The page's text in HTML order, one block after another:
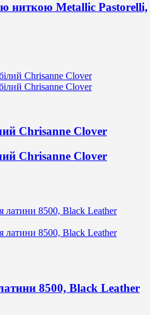
ниткою Metallic Pastorelli,
Chrisanne Clover
Chrisanne Clover
8500, Black Leather